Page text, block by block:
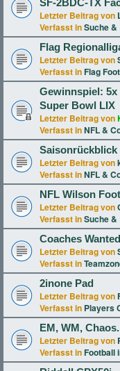
SF-2BDC-TX
Letzter Beitrag von
Verfasst inSuche &
Flag
Letzter Beitrag von
Verfasst in Flag
Gewinnspiel:
Super Bowl LIX
Letzter Beitrag von
Verfasst inNFL &
Saisonrückblick
Letzter Beitrag von
Verfasst inNFL &
NFL Wilson
Letzter Beitrag von
Verfasst inSuche &
Coaches
Letzter Beitrag von
Verfasst in
2inone Pad
Letzter Beitrag von
Verfasst in Players
EM, WM,
Letzter Beitrag von
Verfasst in Football